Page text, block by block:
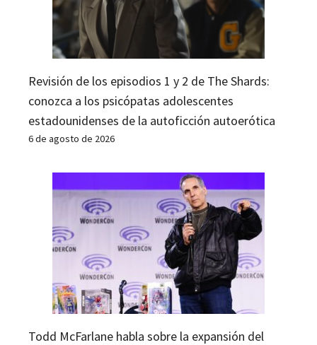
Revisión de los episodios 1 y 2 de The Shards:
conozca a los psicópatas adolescentes
estadounidenses de la autoficción autoerótica
6 de agosto de 2026
Todd McFarlane habla sobre la expansión del